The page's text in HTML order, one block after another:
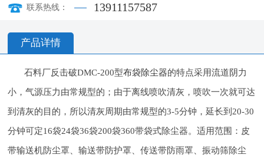
联系热线： 13911157587
产品详情
石料厂反击破DMC-200型布袋除尘器的特点采用流道阴力
小，气源压力由常规型的；由于离线喷吹清灰，喷吹一次就可达
到清灰的目的，所以清灰周期由常规型的3-5分钟，延长到20-30
分钟可定16袋24袋36袋200袋360带袋式除尘器。适用范围：皮
带输送机防尘罩、输送带防护罩、传送带防雨罩、振动筛除尘